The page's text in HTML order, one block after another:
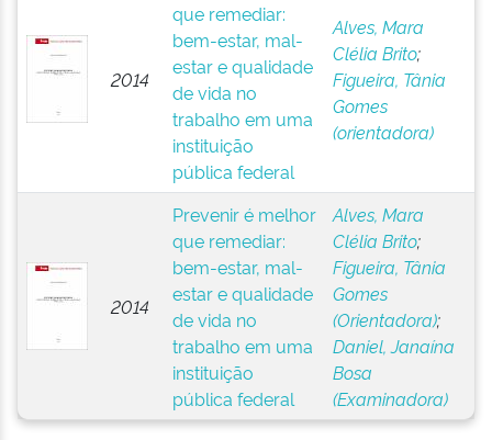
2014
que remediar:
bem-estar, mal-
estar e qualidade
de vida no
trabalho em uma
instituição
pública federal
Alves, Mara
Clélia Brito;
Figueira, Tânia
Gomes
(orientadora)
2014
Prevenir é melhor
que remediar:
bem-estar, mal-
estar e qualidade
de vida no
trabalho em uma
instituição
pública federal
Alves, Mara
Clélia Brito;
Figueira, Tânia
Gomes
(Orientadora);
Daniel, Janaína
Bosa
(Examinadora)